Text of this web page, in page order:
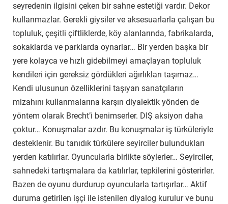
seyredenin ilgisini çeken bir sahne estetiği vardır. Dekor
kullanmazlar. Gerekli giysiler ve aksesuarlarla çalışan bu
topluluk, çeşitli çiftliklerde, köy alanlarında, fabrikalarda,
sokaklarda ve parklarda oynarlar… Bir yerden başka bir
yere kolayca ve hızlı gidebilmeyi amaçlayan topluluk
kendileri için gereksiz gördükleri ağırlıkları taşımaz…
Kendi ulusunun özelliklerini taşıyan sanatçıların
mizahını kullanmalarına karşın diyalektik yönden de
yöntem olarak Brecht’i benimserler. DIŞ aksiyon daha
çoktur… Konuşmalar azdır. Bu konuşmalar iş türküleriyle
desteklenir. Bu tanıdık türkülere seyirciler bulundukları
yerden katılırlar. Oyuncularla birlikte söylerler… Seyirciler,
sahnedeki tartışmalara da katılırlar, tepkilerini gösterirler.
Bazen de oyunu durdurup oyuncularla tartışırlar… Aktif
duruma getirilen işçi ile istenilen diyalog kurulur ve bunu